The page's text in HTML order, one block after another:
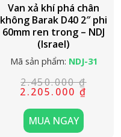
Van xả khí phá chân
không Barak D40 2″ phi
60mm ren trong – NDJ
(Israel)
Mã sản phẩm: NDJ-31
2.450.000₫
Giá
là:
2.450.000
2.205.000₫
Giá
tại
là:
2.205.000
MUA NGAY